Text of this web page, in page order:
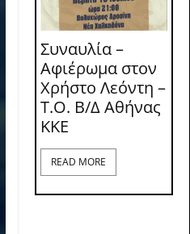
Συναυλία –
Αφιέρωμα στον
Χρήστο Λεόντη –
Τ.Ο. Β/Δ Αθήνας
ΚΚΕ
READ MORE